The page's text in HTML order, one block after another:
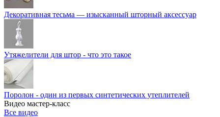
Декоративная тесьма — изысканный шторный аксессуар
Утяжелители для штор - что это такое
Поролон - один из первых синтетических утеплителей
Видео мастер-класс
Все видео